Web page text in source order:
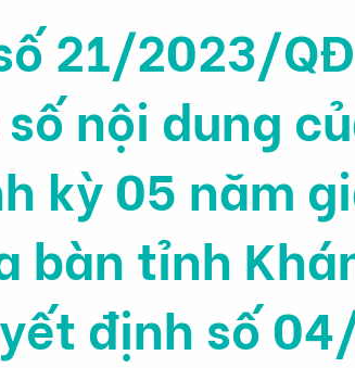
21/2023/
nội dung
kỳ 05 năm
bàn tỉnh
định số